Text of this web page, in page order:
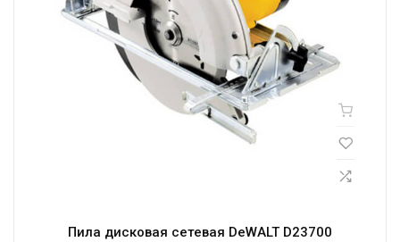
Пила дисковая сетевая DeWALT D23700